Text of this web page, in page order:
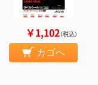
￥1,102（税込）
カゴへ